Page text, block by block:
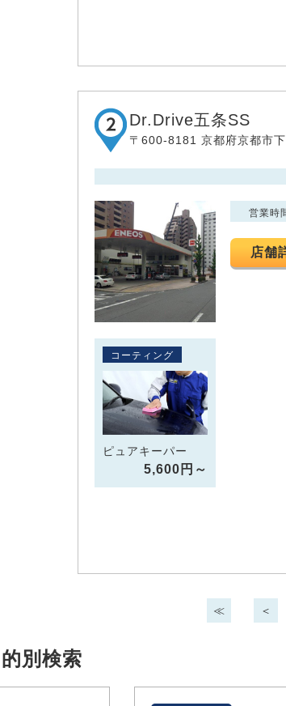
Dr.Drive五条SS
〒600-8181 京都府京都市
営業時
店舗
コーティング
ピュアキーパー
5,600円～
≪ ＜
別検索